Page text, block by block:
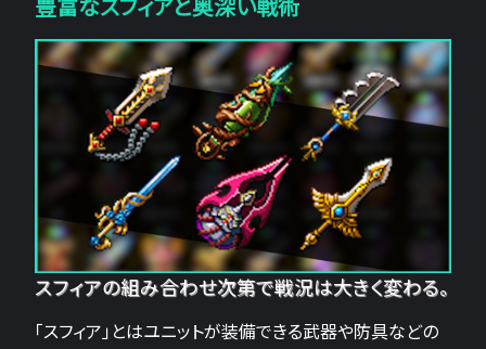
スフィアの組み合わせ次第で戦況は大きく変わる。
「スフィア」とはユニットが装備できる武器や防具などの